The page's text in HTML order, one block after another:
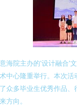
海院主办的'设计融合'
中心隆重举行。本次
众多毕业生优秀作品
方向。